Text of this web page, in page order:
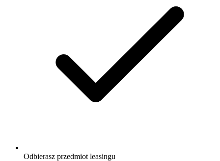
Odbierasz przedmiot leasingu